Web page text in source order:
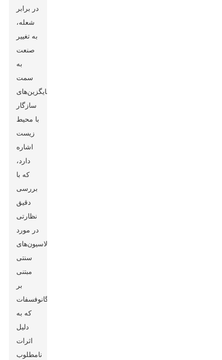
در برابر
شعله،
به تغییر
صنعت
به
سمت
جایگزین‌های
سازگار
با محیط
زیست
اشاره
دارد،
که با
بررسی
دقیق
نظارتی
در مورد
فرمولاسیون‌های
سنتی
مبتنی
بر
ارگانوفسفات
که به
دلیل
اثرات
نامطلوب